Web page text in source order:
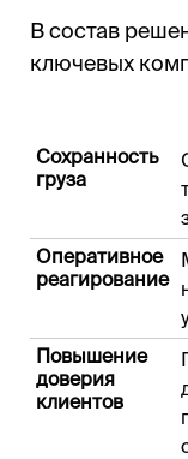
В состав
ключевых
Сохранность
груза
Оперативное
реагирование
Повышение
доверия
клиентов